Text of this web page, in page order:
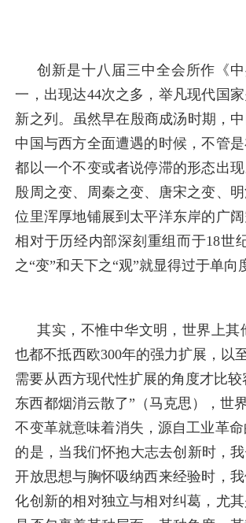
创新是十八届三中全会所作《
一，出现达44次之多，举凡现代国
新之列。虽然早在殷商成汤时期，
中国与西方全面遭遇的时候，不管
都以一个不变或者说停滞的形态出
殷周之变、周秦之变、唐宋之变、
位里浑厚地铺展到太平洋东岸的广
相对于历经内部深刻重组而于18世
之“变”和天下之“观”就显得过于单向
其实，不惟中华文明，世界上其
也都不抵西欧300年的强力扩展，以
需要从西方现代性扩展的角度才比
东西都烟消云散了”（马克思），世
不变革就意味着消失，源自工业革
的是，当我们怀抱大志去创新时，
开放思想与胸怀吸纳西来经验时，
化创新的相对独立与相对纠葛，尤